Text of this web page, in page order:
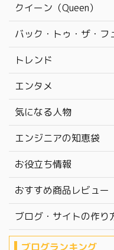
クイーン（Queen）
バック・トゥ・ザ・フ
トレンド
エンタメ
気になる人物
エンジニアの知恵袋
お役立ち情報
おすすめ商品レビュー
ブログ・サイトの作り
ブログランキング